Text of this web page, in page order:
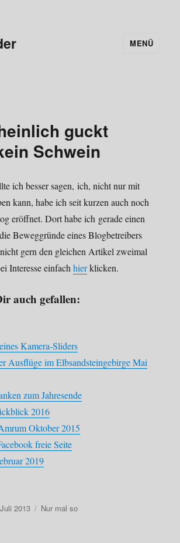
MENÜ
guckt
Schwein
ich besser sagen, ich, nicht nur mit
kann, habe ich seit kurzen auch noch
eröffnet. Dort habe ich gerade einen
Beweggründe eines Blogbetreibers
gern den gleichen Artikel zweimal
Interesse einfachhierklicken.
auch gefallen:
Kamera-Sliders
Ausflüge im Elbsandsteingebirge Mai
zum Jahresende
2016
Oktober 2015
freie Seite
2019
2013 Kategorien
Nur mal so